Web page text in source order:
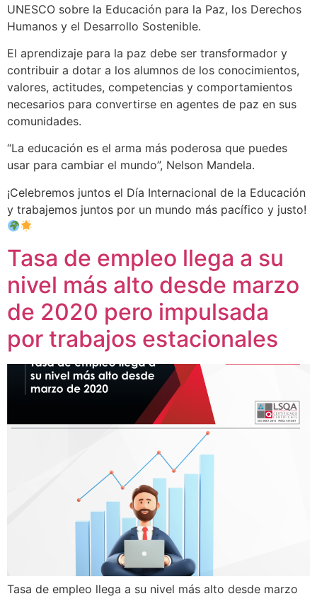
UNESCO sobre la Educación para la Paz, los Derechos
Humanos y el Desarrollo Sostenible.
El aprendizaje para la paz debe ser transformador y
contribuir a dotar a los alumnos de los conocimientos,
valores, actitudes, competencias y comportamientos
necesarios para convertirse en agentes de paz en sus
comunidades.
“La educación es el arma más poderosa que puedes
usar para cambiar el mundo”, Nelson Mandela.
¡Celebremos juntos el Día Internacional de la Educación
y trabajemos juntos por un mundo más pacífico y justo!
Tasa de empleo llega a su
nivel más alto desde marzo
de 2020 pero impulsada
por trabajos estacionales
Tasa de empleo llega a su nivel más alto desde marzo